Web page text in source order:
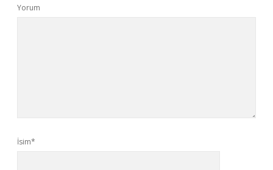
Yorum
İsim*